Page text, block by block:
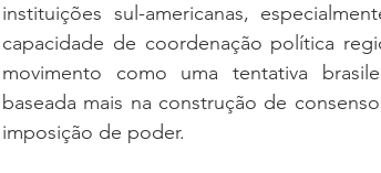
instituições sul-americanas,
capacidade de coordenação política
movimento como uma tentativa
baseada mais na construção de
imposição de poder.